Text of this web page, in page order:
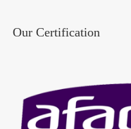
Our Certification